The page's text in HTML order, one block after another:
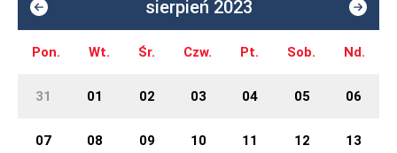
sierpień 2023
Pon. Wt. Śr. Czw. Pt. Sob. Nd.
31 01 02 03 04 05 06
07 08 09 10 11 12 13